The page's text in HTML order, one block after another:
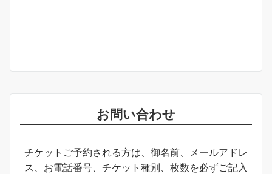
お問い合わせ
チケットご予約される方は、御名前、メールアドレ
ス、お電話番号、チケット種別、枚数を必ずご記入